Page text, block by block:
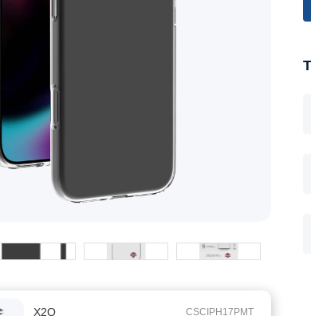
CSCIPH17PMT
X2O